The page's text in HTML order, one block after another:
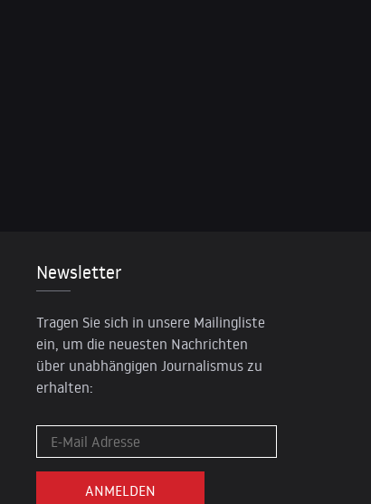
Newsletter
Tragen Sie sich in unsere Mailingliste
ein, um die neuesten Nachrichten
über unabhängigen Journalismus zu
erhalten: